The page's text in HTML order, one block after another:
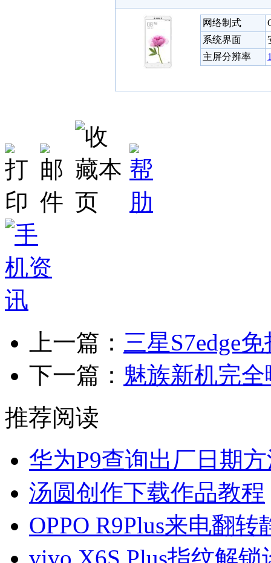
网络制式
系统界面
主屏分辨率
上一篇： 三星S7edge
下一篇： 魅族新机完
推荐阅读
华为P9查询出厂日期
汤圆创作下载作品教程
OPPO R9Plus来电翻转